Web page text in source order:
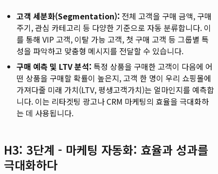
고객 세분화(Segmentation): 전체 고객을 구매 금액, 구매
주기, 관심 카테고리 등 다양한 기준으로 자동 분류합니다. 이
를 통해 VIP 고객, 이탈 가능 고객, 첫 구매 고객 등 그룹별 특
성을 파악하고 맞춤형 메시지를 전달할 수 있습니다.
구매 예측 및 LTV 분석: 특정 상품을 구매한 고객이 다음에 어
떤 상품을 구매할 확률이 높은지, 고객 한 명이 우리 쇼핑몰에
가져다줄 미래 가치(LTV, 평생고객가치)는 얼마인지를 예측합
니다. 이는 리타겟팅 광고나 CRM 마케팅의 효율을 극대화하
는 데 사용됩니다.
H3: 3단계 - 마케팅 자동화: 효율과 성과를
극대화하다